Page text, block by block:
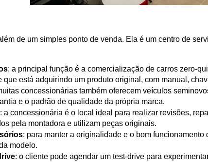
de um simples ponto de venda. Ela é um centro de
: a principal função é a comercialização de carros zero-
que está adquirindo um produto original, com manual,
concessionárias também oferecem veículos
e o padrão de qualidade da própria marca.
: a concessionária é o local ideal para realizar revisões,
pela montadora e utilizam peças originais.
: para manter a originalidade e o bom
modelo.
: o cliente pode agendar um test-drive para